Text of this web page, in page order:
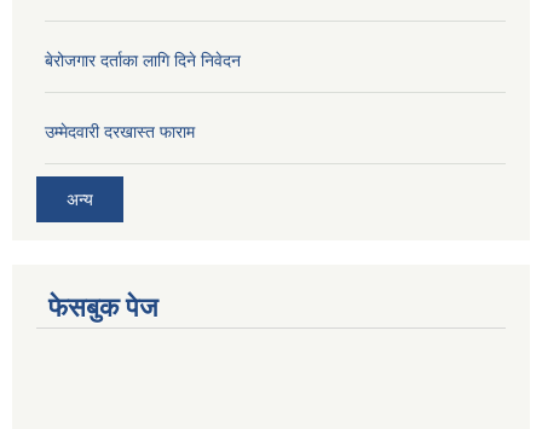
बेरोजगार दर्ताका लागि दिने निवेदन
उम्मेदवारी दरखास्त फाराम
अन्य
फेसबुक पेज